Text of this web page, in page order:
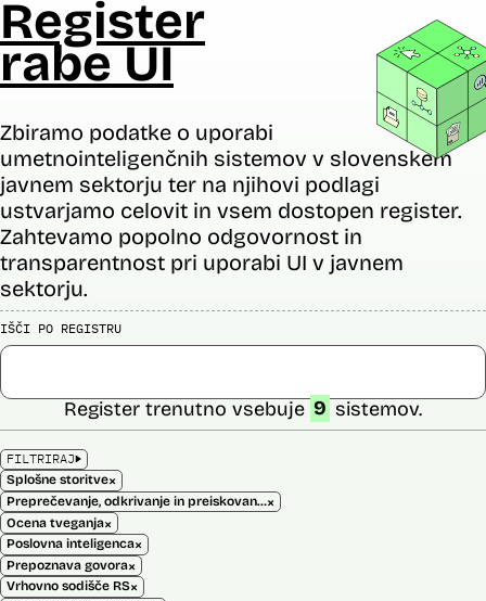
Register
rabe UI
Zbiramo podatke o uporabi
umetnointeligenčnih sistemov v slovenskem
javnem sektorju ter na njihovi podlagi
ustvarjamo celovit in vsem dostopen register.
Zahtevamo popolno odgovornost in
transparentnost pri uporabi UI v javnem
sektorju.
IŠČI PO REGISTRU
FILTRIRAJ
Splošne storitve×
Preprečevanje, odkrivanje in preiskovanje kaznivih dejanj×
Ocena tveganja×
Poslovna inteligenca×
Prepoznava govora×
Vrhovno sodišče RS×
Register trenutno vsebuje 9 sistemov.